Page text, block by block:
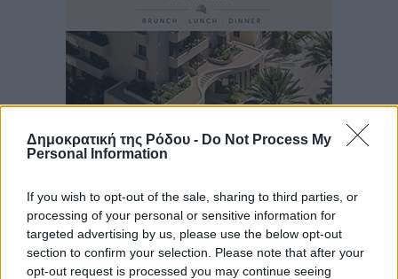
Δημοκρατική της Ρόδου - Do Not Process My
Personal Information
If you wish to opt-out of the sale, sharing to third parties, or
processing of your personal or sensitive information for
targeted advertising by us, please use the below opt-out
section to confirm your selection. Please note that after your
opt-out request is processed you may continue seeing